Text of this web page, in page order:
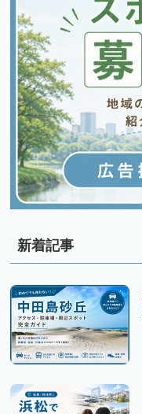
新着記事